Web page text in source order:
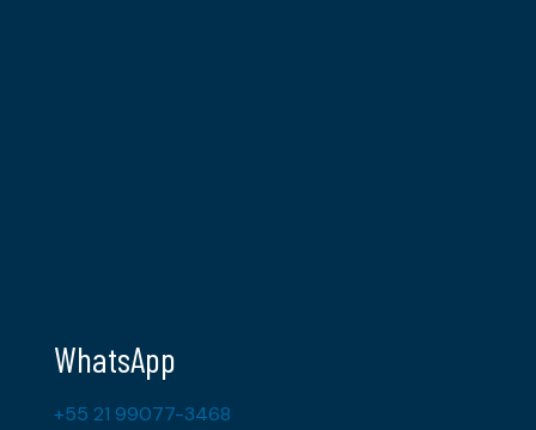
WhatsApp
+55 21 99077-3468